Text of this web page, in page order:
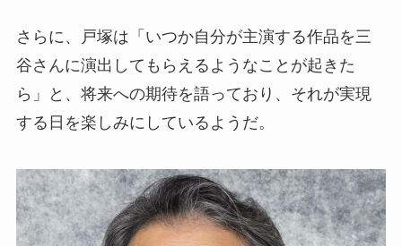
さらに、戸塚は「いつか自分が主演する作品を三
谷さんに演出してもらえるようなことが起きた
ら」と、将来への期待を語っており、それが実現
する日を楽しみにしているようだ。